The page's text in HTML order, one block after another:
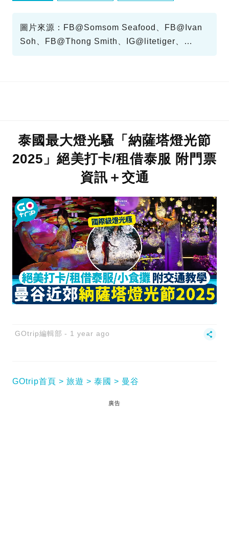
圖片來源：FB@Somsom Seafood、FB@Ivan
Soh、FB@Thong Smith、IG@litetiger、
泰國最大燈光騷「納薩塔燈光節
2025」絕美打卡/租借泰服 附門票
資訊＋交通
GOtrip編輯部 1 year ago
GOtrip首頁 旅遊 泰國 曼谷
廣告